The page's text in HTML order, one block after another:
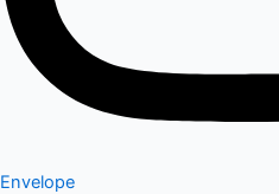
Envelope